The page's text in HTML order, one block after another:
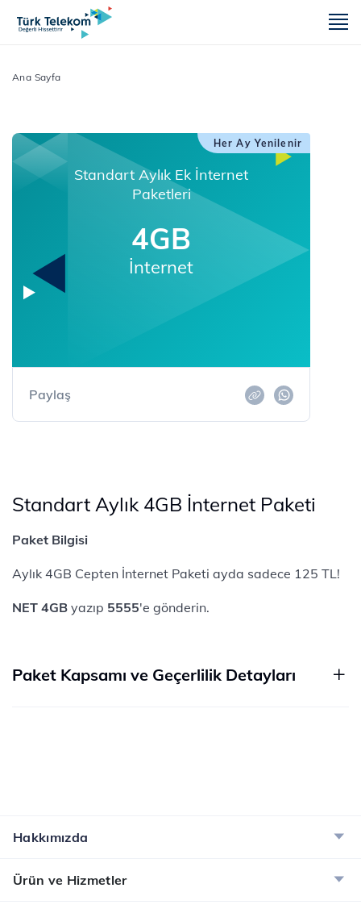
Ana Sayfa
Her Ay Yenilenir
Standart Aylık Ek İnternet
Paketleri
4GB
İnternet
Paylaş
Standart Aylık 4GB İnternet Paketi
Paket Bilgisi
Aylık 4GB Cepten İnternet Paketi ayda sadece 125 TL!
NET 4GB yazıp 5555'e gönderin.
Paket Kapsamı ve Geçerlilik Detayları
Hakkımızda
Ürün ve Hizmetler